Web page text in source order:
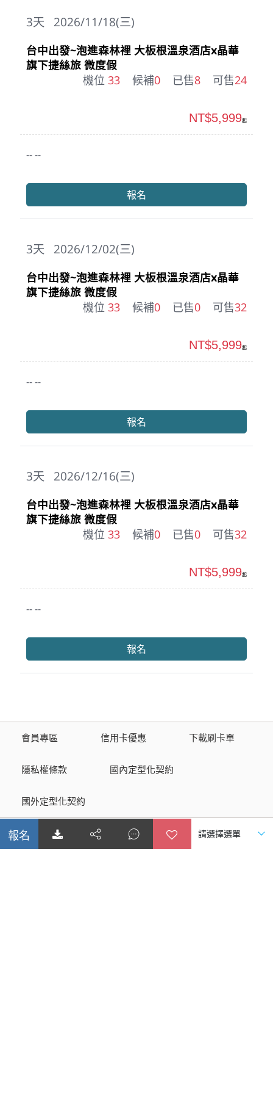
2026/11/18(三)
3天
台中出發~泡進森林裡 大板根溫泉酒店x晶華
旗下捷絲旅 微度假
機位 33 候補0 已售8 可售24
-- --
NT$5,999起
報名
2026/12/02(三)
3天
台中出發~泡進森林裡 大板根溫泉酒店x晶華
旗下捷絲旅 微度假
機位 33 候補0 已售0 可售32
-- --
NT$5,999起
報名
2026/12/16(三)
3天
台中出發~泡進森林裡 大板根溫泉酒店x晶華
旗下捷絲旅 微度假
機位 33 候補0 已售0 可售32
-- --
NT$5,999起
報名
會員專區 信用卡優惠 下載刷卡單
隱私權條款 國內定型化契約
國外定型化契約
迎家國際旅行社有限公司
綜合旅行社 交觀綜2104號